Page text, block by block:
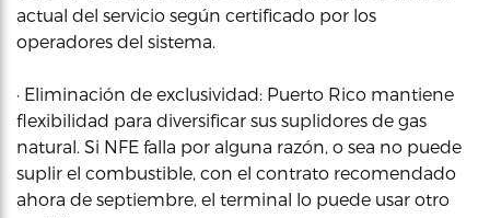
actual del servicio según certificado por los
operadores del sistema.
· Eliminación de exclusividad: Puerto Rico mantiene
flexibilidad para diversificar sus suplidores de gas
natural. Si NFE falla por alguna razón, o sea no puede
suplir el combustible, con el contrato recomendado
ahora de septiembre, el terminal lo puede usar otro